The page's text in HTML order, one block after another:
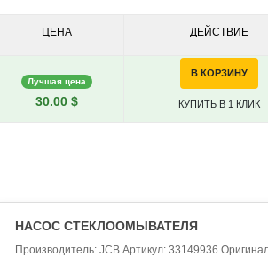
ЦЕНА ДЕЙСТВИЕ
Лучшая цена
30.00 $
В КОРЗИНУ
КУПИТЬ В 1 КЛИК
НАСОС СТЕКЛООМЫВАТЕЛЯ
Производитель: JCB Артикул: 33149936